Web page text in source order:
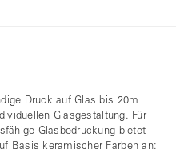
Druck auf Glas bis 20m
Glasgestaltung. Für
Glasbedruckung bietet
Basis keramischer Farben an: